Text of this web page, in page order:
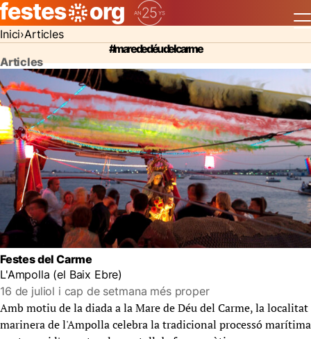
Inici Articles
#mare de déu del carme
Articles
Festes del Carme
L'Ampolla (el Baix Ebre)
16 de juliol i cap de setmana més proper
Amb motiu de la diada a la Mare de Déu del Carme, la localitat
marinera de l'Ampolla celebra la tradicional processó marítima